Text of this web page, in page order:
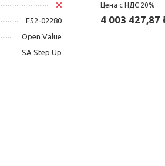
F52-02280
Open Value
SA Step Up
Цена с НДС 20%
4 003 427,87